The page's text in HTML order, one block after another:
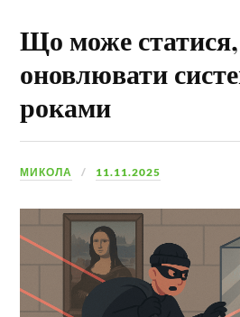
Що може
оновлювати
роками
МИКОЛА 11.11.2025